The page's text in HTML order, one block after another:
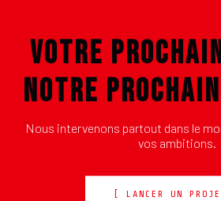
VOTRE
NOTRE
Nous intervenons partout dans le
vos ambitions.
[ LANCER UN